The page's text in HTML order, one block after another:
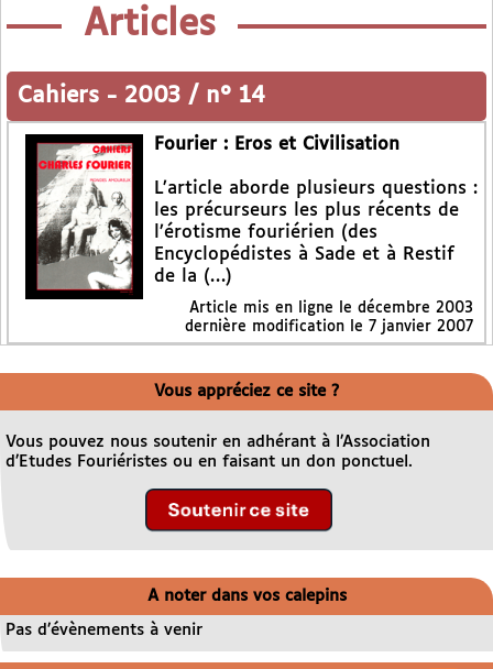
Articles
Cahiers - 2003 / n° 14
Fourier : Eros et Civilisation
L’article aborde plusieurs questions :
les précurseurs les plus récents de
l’érotisme fouriérien (des
Encyclopédistes à Sade et à Restif
de la (…)
Article mis en ligne le décembre 2003
dernière modification le 7 janvier 2007
Vous appréciez ce site ?
Vous pouvez nous soutenir en adhérant à l’Association
d’Etudes Fouriéristes ou en faisant un don ponctuel.
A noter dans vos calepins
Pas d’évènements à venir